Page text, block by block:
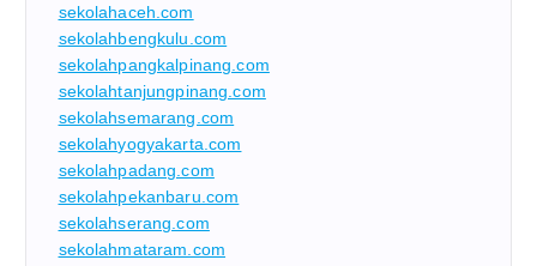
sekolahaceh.com
sekolahbengkulu.com
sekolahpangkalpinang.com
sekolahtanjungpinang.com
sekolahsemarang.com
sekolahyogyakarta.com
sekolahpadang.com
sekolahpekanbaru.com
sekolahserang.com
sekolahmataram.com